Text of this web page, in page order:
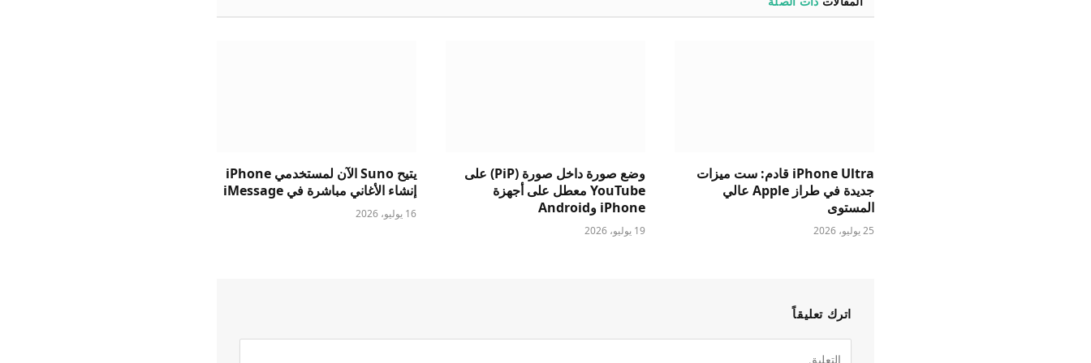
iPhone Ultra قادم: ست ميزات
جديدة في طراز Apple عالي
المستوى
25 يوليو، 2026
وضع صورة داخل صورة (PiP) على
YouTube معطل على أجهزة
iPhone وAndroid
19 يوليو، 2026
يتيح Suno الآن لمستخدمي iPhone
إنشاء الأغاني مباشرة في iMessage
16 يوليو، 2026
اترك تعليقاً